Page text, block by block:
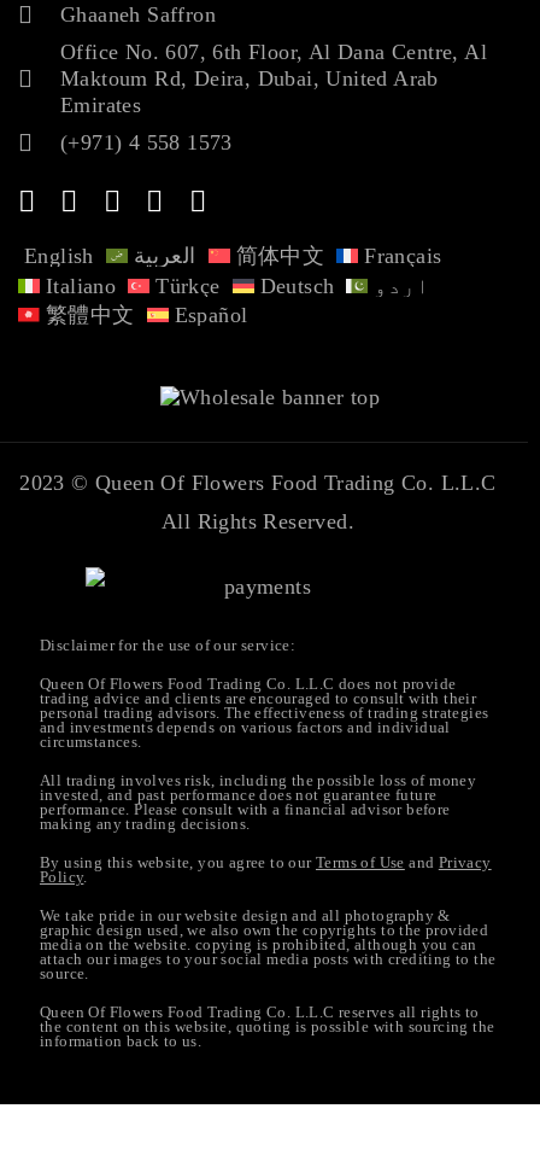
Ghaaneh Saffron
Office No. 607, 6th Floor, Al Dana Centre, Al
Maktoum Rd, Deira, Dubai, United Arab
Emirates
(+971) 4 558 1573
English العربية 简体中文
Français
Italiano
Türkçe Deutsch
اردو
繁體中文
Español
2023 ©Queen Of Flowers Food Trading Co. L.L.C
All Rights Reserved.
Disclaimer for the use of our service:
Queen Of Flowers Food Trading Co. L.L.C does not provide
trading advice and clients are encouraged to consult with their
personal trading advisors. The effectiveness of trading strategies
and investments depends on various factors and individual
circumstances.
All trading involves risk, including the possible loss of money
invested, and past performance does not guarantee future
performance. Please consult with a financial advisor before
making any trading decisions.
By using this website, you agree to our Terms of Use and Privacy
Policy.
We take pride in our website design and all photography &
graphic design used, we also own the copyrights to the provided
media on the website. copying is prohibited, although you can
attach our images to your social media posts with crediting to the
source.
Queen Of Flowers Food Trading Co. L.L.C reserves all rights to
the content on this website, quoting is possible with sourcing the
information back to us.